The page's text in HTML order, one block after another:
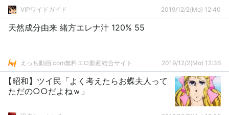
VIPワイドガイド 2019/12/2(Mo) 12:40
天然成分由来 緒方エレナ汁 120% 55
えっち動画.com無料エロ動画総合サイト 2019/12/2(Mo) 12:36
【昭和】ツイ民「よく考えたらお蝶夫人って
ただの○○だよねｗ」